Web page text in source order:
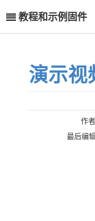
教程和示例固件
演示视
作
最后编